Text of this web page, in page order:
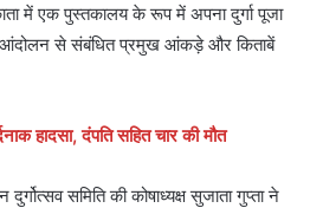
में एक पुस्तकालय के रूप में अपना दुर्गा पूजा
आंदोलन से संबंधित प्रमुख आंकड़े और किताबें
हादसा, दंपति सहित चार की मौत
दुर्गोत्सव समिति की कोषाध्‍यक्ष सुजाता गुप्ता ने